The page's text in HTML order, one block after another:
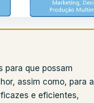
para que possam
assim como, para a
e eficientes,